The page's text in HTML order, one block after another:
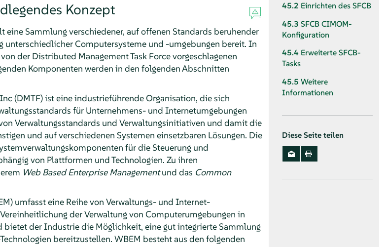
Konzept
eine Sammlung verschiedener, auf offenen Standards beruhender
unterschiedlicher Computersysteme und -umgebungen bereit. In
der Distributed Management Task Force vorgeschlagenen
Komponenten werden in den folgenden Abschnitten
(DMTF) ist eine industrieführende Organisation, die sich
für Unternehmens- und Internetumgebungen
Verwaltungsstandards und Verwaltungsinitiativen und damit die
und auf verschiedenen Systemen einsetzbaren Lösungen. Die
für die Steuerung und
von Plattformen und Technologien. Zu ihren
Web Based Enterprise Managementund das Common
umfasst eine Reihe von Verwaltungs- und Internet-
der Verwaltung von Computerumgebungen in
bietet der Industrie die Möglichkeit, eine gut integrierte Sammlung
bereitzustellen. WBEM besteht aus den folgenden
45.2 Einrichten des SFCB
45.3 SFCB CIMOM-
Konfiguration
45.4 Erweiterte SFCB-
Tasks
45.5 Weitere
Informationen
Diese Seite teilen